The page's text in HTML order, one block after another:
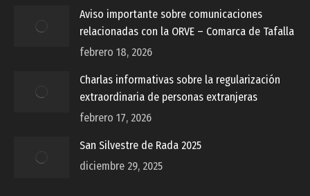
Aviso importante sobre comunicaciones
relacionadas con la ORVE – Comarca de Tafalla
febrero 18, 2026
Charlas informativas sobre la regularización
extraordinaria de personas extranjeras
febrero 17, 2026
San Silvestre de Rada 2025
diciembre 29, 2025